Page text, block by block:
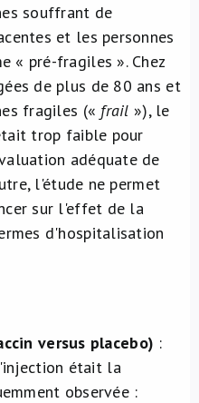
souffrant de
et les personnes
« pré-fragiles ». Chez
de plus de 80 ans et
fragiles (« frail »), le
trop faible pour
adéquate de
l'étude ne permet
sur l'effet de la
d'hospitalisation
versus placebo) :
était la
observée :